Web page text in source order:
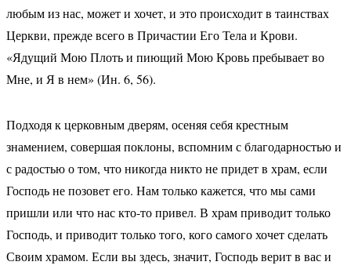
любым из нас, может и хочет, и это происходит в таинствах
Церкви, прежде всего в Причастии Его Тела и Крови.
«Ядущий Мою Плоть и пиющий Мою Кровь пребывает во
Мне, и Я в нем» (Ин. 6, 56).
Подходя к церковным дверям, осеняя себя крестным
знамением, совершая поклоны, вспомним с благодарностью и
с радостью о том, что никогда никто не придет в храм, если
Господь не позовет его. Нам только кажется, что мы сами
пришли или что нас кто-то привел. В храм приводит только
Господь, и приводит только того, кого самого хочет сделать
Своим храмом. Если вы здесь, значит, Господь верит в вас и